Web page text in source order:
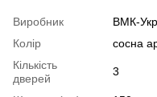
Виробник
ВМК-
Колір
сосна
Кількість
дверей
3